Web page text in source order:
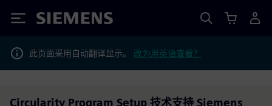
Siemens
此页面采用自动翻译显示。 改为用英语查看？
Circularity Program Setup 技术支持 Siemens